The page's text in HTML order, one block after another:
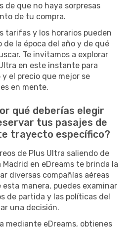
de que no haya sorpresas
de tu compra.
tarifas y los horarios pueden
de la época del año y de qué
Te invitamos a explorar
en este instante para
el precio que mejor se
en mente.
qué deberías elegir
tus pasajes de
trayecto específico?
de Plus Ultra saliendo de
en eDreams te brinda la
diversas compañías aéreas
manera, puedes examinar
de partida y las políticas del
una decisión.
mediante eDreams, obtienes